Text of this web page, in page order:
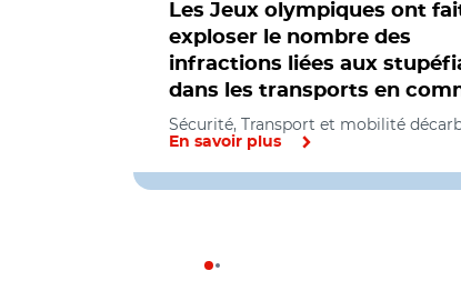
Les Jeux olympiques ont
exploser le nombre des
infractions liées aux
dans les transports en
Sécurité, Transport et mobilité
En savoir plus